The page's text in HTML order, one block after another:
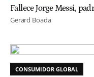
Fallece Jorge Messi,
Gerard Boada
CONSUMIDOR GLOBAL